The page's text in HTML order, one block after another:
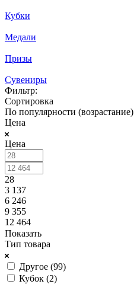
Кубки
Медали
Призы
Сувениры
Фильтр:
Сортировка
По популярности (возрастание)
Цена
Цена
28
3 137
6 246
9 355
12 464
Показать
Тип товара
Другое (99)
Кубок (2)